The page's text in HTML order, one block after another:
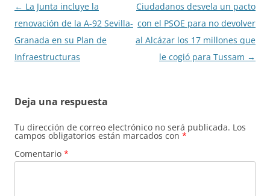
Navegación
de
entradas
← La Junta incluye la
renovación de la A-92 Sevilla-
Granada en su Plan de
Infraestructuras
Ciudadanos desvela un pacto
con el PSOE para no devolver
al Alcázar los 17 millones que
le cogió para Tussam →
Deja una respuesta
Tu dirección de correo electrónico no será publicada. Los
campos obligatorios están marcados con *
Comentario *